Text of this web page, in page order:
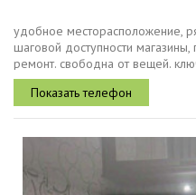
удобное месторасположение,
шаговой доступности магазины,
ремонт. свободна от вещей.